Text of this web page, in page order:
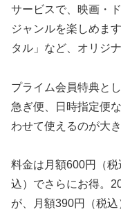
サービスで、映画・
ジャンルを楽しめま
タル」など、オリジ
プライム会員特典と
急ぎ便、日時指定便
わせて使えるのが大
料金は月額600円（
込）でさらにお得。
が、月額390円（税